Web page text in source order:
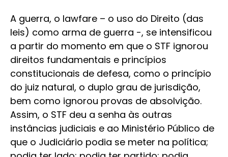
A guerra, o lawfare – o uso do Direito (das
leis) como arma de guerra -, se intensificou
a partir do momento em que o STF ignorou
direitos fundamentais e princípios
constitucionais de defesa, como o princípio
do juiz natural, o duplo grau de jurisdição,
bem como ignorou provas de absolvição.
Assim, o STF deu a senha às outras
instâncias judiciais e ao Ministério Público de
que o Judiciário podia se meter na política;